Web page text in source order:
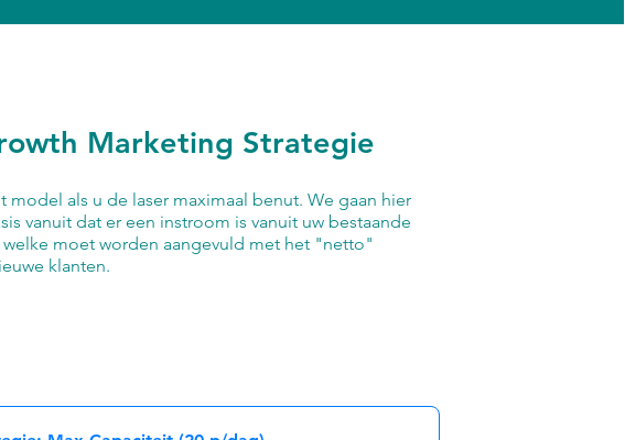
Marketing Strategie
model als u de laser maximaal benut. We gaan hier
vanuit dat er een instroom is vanuit uw bestaande
welke moet worden aangevuld met het "netto"
klanten.